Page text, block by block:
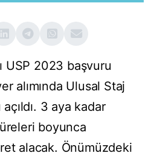
USP 2023 başvuru
alımında Ulusal Staj
3 aya kadar
boyunca
alacak. Önümüzdeki